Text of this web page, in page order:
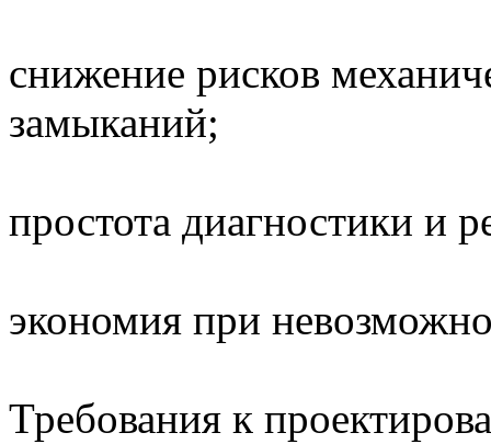
снижение рисков
замыканий;
простота диагностики и
экономия при
Требования к